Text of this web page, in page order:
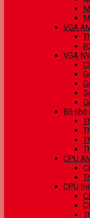
VGA
VGA
Bộ nhớ
CPU
CPU